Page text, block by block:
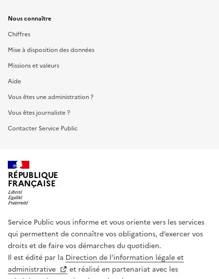
Nous connaître
Chiffres
Mise à disposition des données
Missions et valeurs
Aide
Vous êtes une administration ?
Vous êtes journaliste ?
Contacter Service Public
RÉPUBLIQUE
FRANÇAISE
Service Public vous informe et vous oriente vers les services
qui permettent de connaître vos obligations, d’exercer vos
droits et de faire vos démarches du quotidien.
Il est édité par la Direction de l’information légale et
administrative
et réalisé en partenariat avec les